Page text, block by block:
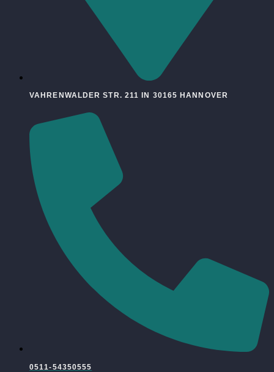
VAHRENWALDER STR. 211 IN 30165 HANNOVER
0511-54350555